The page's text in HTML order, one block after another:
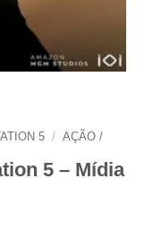
5 / AÇÃO /
5 – Mídia